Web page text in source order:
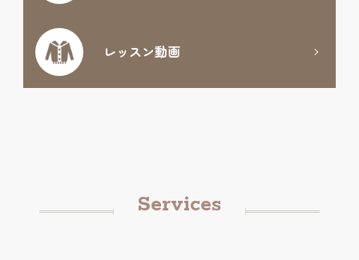
レッスン動画
Services